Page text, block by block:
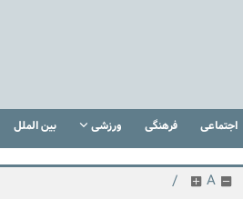
اجتماعی فرهنگی ورزشی بین الملل
A
/